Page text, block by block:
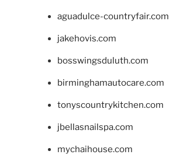
aguadulce-countryfair.com
jakehovis.com
bosswingsduluth.com
birminghamautocare.com
tonyscountrykitchen.com
jbellasnailspa.com
mychaihouse.com